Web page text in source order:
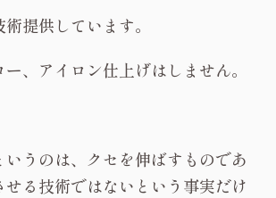
提供しています。
、アイロン仕上げはしません。
うのは、クセを伸ばすものであ
せる技術ではないという事実だけ